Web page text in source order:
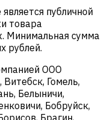
публичной
товара
Минимальная сумма
рублей.
ООО
Гомель,
Белыничи,
Бобруйск,
Брагин,